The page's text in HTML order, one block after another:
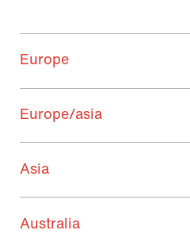
Europe
Europe/asia
Asia
Australia